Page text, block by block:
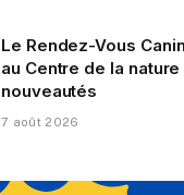
Le Rendez-Vous
au Centre de la
nouveautés
7 août 2026